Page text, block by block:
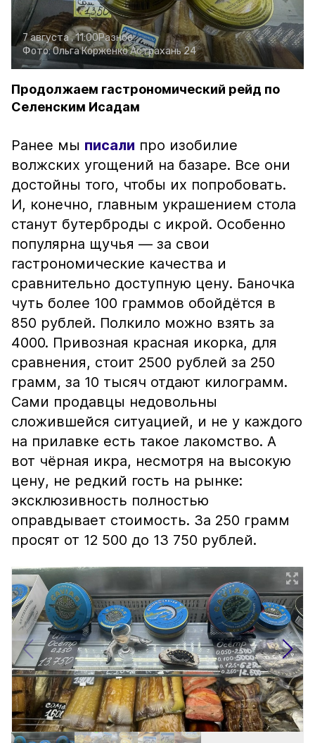
7 августа , 11:00Разное
Фото:Ольга КорженкоАстрахань 24
Продолжаем гастрономический рейд по
Селенским Исадам
Ранее мы писали про изобилие
волжских угощений на базаре. Все они
достойны того, чтобы их попробовать.
И, конечно, главным украшением стола
станут бутерброды с икрой. Особенно
популярна щучья — за свои
гастрономические качества и
сравнительно доступную цену. Баночка
чуть более 100 граммов обойдётся в
850 рублей. Полкило можно взять за
4000. Привозная красная икорка, для
сравнения, стоит 2500 рублей за 250
грамм, за 10 тысяч отдают килограмм.
Сами продавцы недовольны
сложившейся ситуацией, и не у каждого
на прилавке есть такое лакомство. А
вот чёрная икра, несмотря на высокую
цену, не редкий гость на рынке:
эксклюзивность полностью
оправдывает стоимость. За 250 грамм
просят от 12 500 до 13 750 рублей.